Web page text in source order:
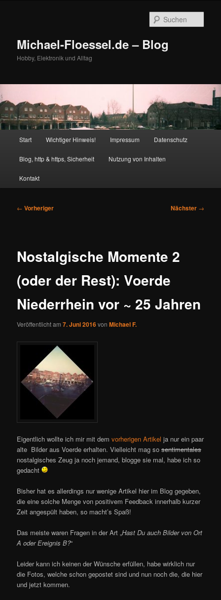
Michael-Floessel.de – Blog
Hobby, Elektronik und Alltag
Start Wichtiger Hinweis! Impressum Datenschutz
Blog, http & https, Sicherheit Nutzung von Inhalten
Kontakt
Beitragsnavigation
← Vorheriger Nächster →
Nostalgische Momente 2
(oder der Rest): Voerde
Niederrhein vor ~ 25 Jahren
Veröffentlicht am7. Juni 2016vonMichael F.
Eigentlich wollte ich mir mit demvorherigen Artikel ja nur ein paar
alte Bilder aus Voerde erhalten. Vielleicht mag sosentimentales
nostalgisches Zeug ja noch jemand, blogge sie mal, habe ich so
gedacht
Bisher hat es allerdings nur wenige Artikel hier im Blog gegeben,
die eine solche Menge von positivem Feedback innerhalb kurzer
Zeit angespült haben, so macht’s Spaß!
Das meiste waren Fragen in der Art „Hast Du auch Bilder von Ort
A oder Ereignis B?“
Leider kann ich keinen der Wünsche erfüllen, habe wirklich nur
die Fotos, welche schon gepostet sind und nun noch die, die hier
und jetzt kommen.